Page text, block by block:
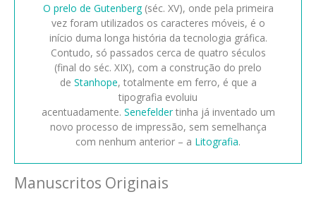
O prelo de Gutenberg(séc. XV), onde pela primeira
vez foram utilizados os caracteres móveis, é o
início duma longa história da tecnologia gráfica.
Contudo, só passados cerca de quatro séculos
(final do séc. XIX), com a construção do prelo
de Stanhope, totalmente em ferro, é que a
tipografia evoluiu
acentuadamente. Senefeldertinha já inventado um
novo processo de impressão, sem semelhança
com nenhum anterior – a Litografia.
Manuscritos Originais